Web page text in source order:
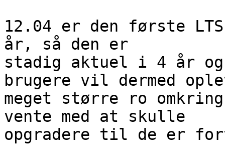
12.04 er den første
år, så den er
stadig aktuel i 4 år og
brugere vil dermed
meget større ro
vente med at skulle
opgradere til de er